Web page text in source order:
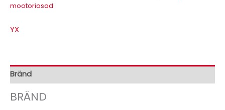
mootoriosad
YX
Bränd
BRÄND